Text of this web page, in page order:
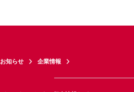
お知らせ 企業情報